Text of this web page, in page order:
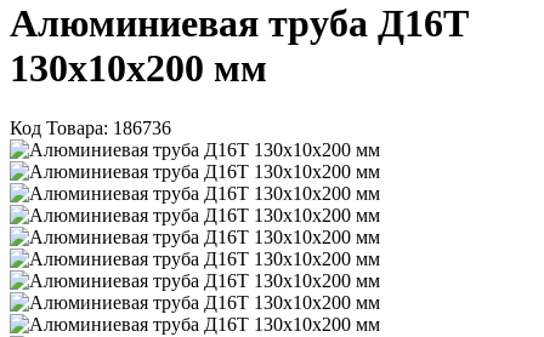
Алюминиевая труба Д16Т
130х10х200 мм
Код Товара: 186736